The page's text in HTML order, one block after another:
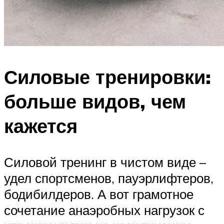
Силовые тренировки:
больше видов, чем
кажется
Силовой тренинг в чистом виде –
удел спортсменов, пауэрлифтеров,
бодибилдеров. А вот грамотное
сочетание анаэробных нагрузок с